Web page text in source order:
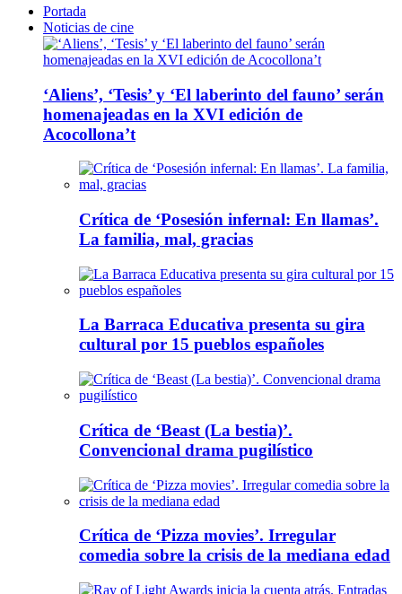
Portada
Noticias de cine
‘Aliens’, ‘Tesis’ y ‘El laberinto del fauno’ serán
homenajeadas en la XVI edición de
Acocollona’t
Crítica de ‘Posesión infernal: En llamas’.
La familia, mal, gracias
La Barraca Educativa presenta su gira
cultural por 15 pueblos españoles
Crítica de ‘Beast (La bestia)’.
Convencional drama pugilístico
Crítica de ‘Pizza movies’. Irregular
comedia sobre la crisis de la mediana edad